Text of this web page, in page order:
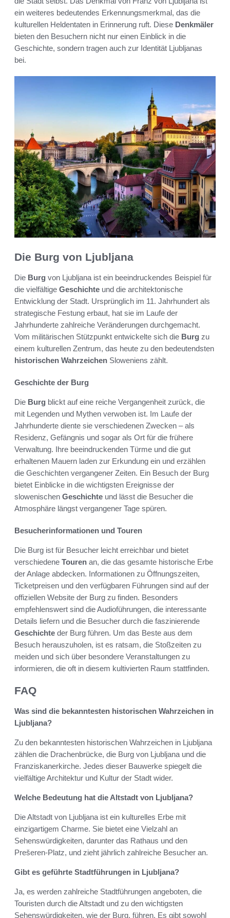
ein weiteres bedeutendes Erkennungsmerkmal, das die
kulturellen Heldentaten in Erinnerung ruft. Diese Denkmäler
bieten den Besuchern nicht nur einen Einblick in die
Geschichte, sondern tragen auch zur Identität Ljubljanas
bei.
Die Burg von Ljubljana
Die Burg von Ljubljana ist ein beeindruckendes Beispiel für
die vielfältige Geschichte und die architektonische
Entwicklung der Stadt. Ursprünglich im 11. Jahrhundert als
strategische Festung erbaut, hat sie im Laufe der
Jahrhunderte zahlreiche Veränderungen durchgemacht.
Vom militärischen Stützpunkt entwickelte sich die Burg zu
einem kulturellen Zentrum, das heute zu den bedeutendsten
historischen Wahrzeichen Sloweniens zählt.
Geschichte der Burg
Die Burg blickt auf eine reiche Vergangenheit zurück, die
mit Legenden und Mythen verwoben ist. Im Laufe der
Jahrhunderte diente sie verschiedenen Zwecken – als
Residenz, Gefängnis und sogar als Ort für die frühere
Verwaltung. Ihre beeindruckenden Türme und die gut
erhaltenen Mauern laden zur Erkundung ein und erzählen
die Geschichten vergangener Zeiten. Ein Besuch der Burg
bietet Einblicke in die wichtigsten Ereignisse der
slowenischen Geschichte und lässt die Besucher die
Atmosphäre längst vergangener Tage spüren.
Besucherinformationen und Touren
Die Burg ist für Besucher leicht erreichbar und bietet
verschiedene Touren an, die das gesamte historische Erbe
der Anlage abdecken. Informationen zu Öffnungszeiten,
Ticketpreisen und den verfügbaren Führungen sind auf der
offiziellen Website der Burg zu finden. Besonders
empfehlenswert sind die Audioführungen, die interessante
Details liefern und die Besucher durch die faszinierende
Geschichte der Burg führen. Um das Beste aus dem
Besuch herauszuholen, ist es ratsam, die Stoßzeiten zu
meiden und sich über besondere Veranstaltungen zu
informieren, die oft in diesem kultivierten Raum stattfinden.
FAQ
Was sind die bekanntesten historischen Wahrzeichen in
Ljubljana?
Zu den bekanntesten historischen Wahrzeichen in Ljubljana
zählen die Drachenbrücke, die Burg von Ljubljana und die
Franziskanerkirche. Jedes dieser Bauwerke spiegelt die
vielfältige Architektur und Kultur der Stadt wider.
Welche Bedeutung hat die Altstadt von Ljubljana?
Die Altstadt von Ljubljana ist ein kulturelles Erbe mit
einzigartigem Charme. Sie bietet eine Vielzahl an
Sehenswürdigkeiten, darunter das Rathaus und den
Prešeren-Platz, und zieht jährlich zahlreiche Besucher an.
Gibt es geführte Stadtführungen in Ljubljana?
Ja, es werden zahlreiche Stadtführungen angeboten, die
Touristen durch die Altstadt und zu den wichtigsten
Sehenswürdigkeiten, wie der Burg, führen. Es gibt sowohl